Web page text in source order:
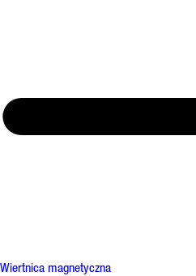
Wiertnica magnetyczna